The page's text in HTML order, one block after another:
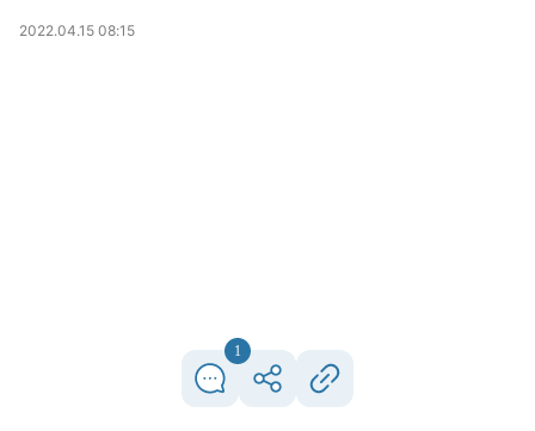
2022.04.15 08:15
1